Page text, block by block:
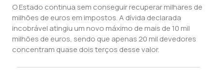
O Estado continua sem conseguir recuperar milhares de
milhões de euros em impostos. A dívida declarada
incobrável atingiu um novo máximo de mais de 10 mil
milhões de euros, sendo que apenas 20 mil devedores
concentram quase dois terços desse valor.